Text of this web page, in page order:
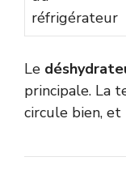
réfrigérateur
Le
principale. La
circule bien,